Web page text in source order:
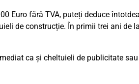
Euro fără TVA, puteți deduce
de construcție. În primii trei ani de
ca și cheltuieli de publicitate